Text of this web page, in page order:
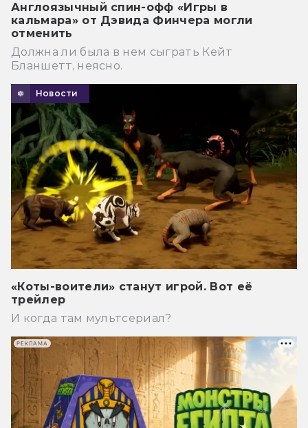
Англоязычный спин-офф «Игры в
кальмара» от Дэвида Финчера могли
отменить
Должна ли была в нем сыграть Кейт
Бланшетт, неясно.
Новости
«Коты-воители» станут игрой. Вот её
трейлер
И когда там мультсериал?
РЕКЛАМА